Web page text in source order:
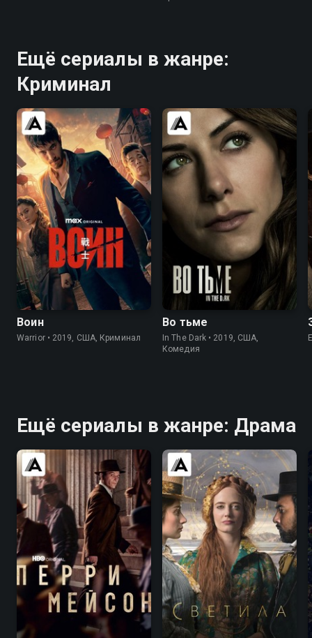
Ещё сериалы в жанре:
Криминал
8.2 8.4
Воин
Warrior • 2019, США, Криминал
7.4 7.5
Во тьме
In The Dark • 2019, США,
Комедия
Ещё сериалы в жанре: Драма
7.0 6.4